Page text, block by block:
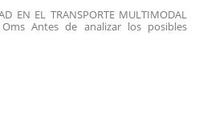
EN EL TRANSPORTE MULTIMODAL
Oms Antes de analizar los posibles